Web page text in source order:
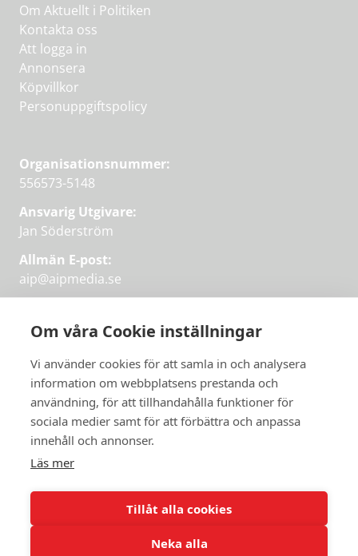
Om våra Cookie inställningar
Vi använder cookies för att samla in och analysera
information om webbplatsens prestanda och
användning, för att tillhandahålla funktioner för
sociala medier samt för att förbättra och anpassa
innehåll och annonser.
Läs mer
Tillåt alla cookies
Neka alla
Få veckans bästa
artiklar i mejlen
varje vecka om våra mest intressanta
Om Aktuellt i Politiken
Kontakta oss
Att logga in
Annonsera
Köpvillkor
Personuppgiftspolicy
Organisationsnummer:
556573-5148
Ansvarig Utgivare:
Jan Söderström
Allmän E-post:
aip@aipmedia.se
aip@flowyinfo.seeller 08-1210 60 40.
Instagram
LinkedIn
Twitter
Facebook
Få veckans bästa
artiklar på mejlen
PRENUMERERA